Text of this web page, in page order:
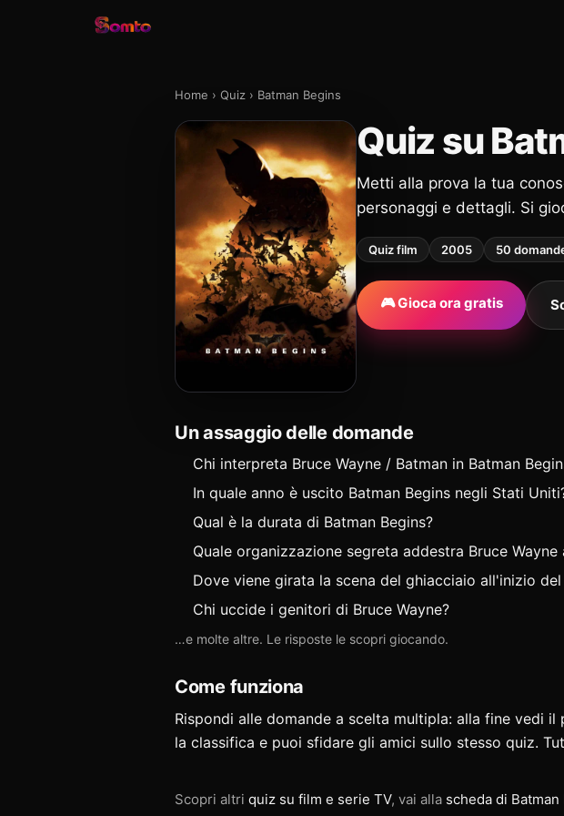
Home › Quiz › Batman Begins
Quiz su
Metti alla prova la tua
personaggi e dettagli. Si
Quiz film 2005 50
🎮 Gioca ora gratis
Un assaggio delle domande
Chi interpreta Bruce Wayne / Batman in Batman
In quale anno è uscito Batman Begins negli Stati
Qual è la durata di Batman Begins?
Quale organizzazione segreta addestra Bruce
Dove viene girata la scena del ghiacciaio all'inizio
Chi uccide i genitori di Bruce Wayne?
…e molte altre. Le risposte le scopri giocando.
Come funziona
Rispondi alle domande a scelta multipla: alla fine vedi
la classifica e puoi sfidare gli amici sullo stesso quiz.
Scopri altri quiz su film e serie TV, vai alla scheda di Batman